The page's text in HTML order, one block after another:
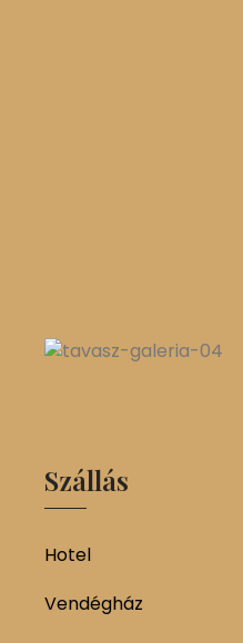
Szállás
Hotel
Vendégház